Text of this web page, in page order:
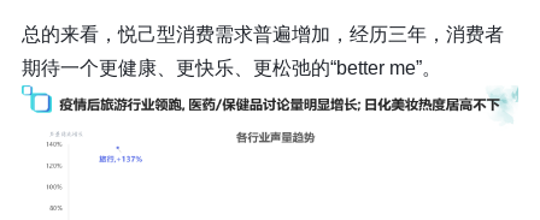
总的来看，悦己型消费需求普遍增加，经历三年，消费者
期待一个更健康、更快乐、更松弛的“better me”。